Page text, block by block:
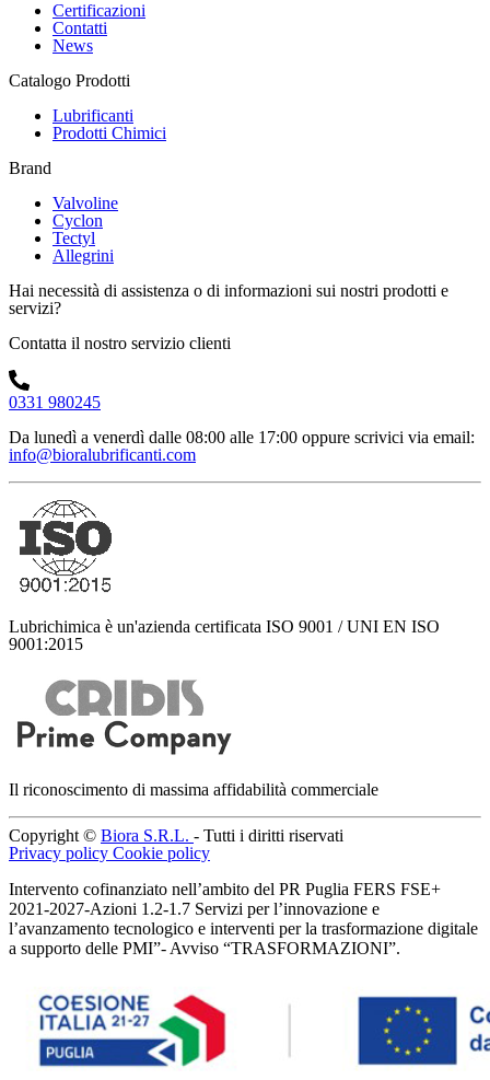
Certificazioni
Contatti
News
Catalogo Prodotti
Lubrificanti
Prodotti Chimici
Brand
Valvoline
Cyclon
Tectyl
Allegrini
Hai necessità di assistenza o di informazioni sui nostri prodotti e
servizi?
Contatta il nostro servizio clienti
0331 980245
Da lunedì a venerdì dalle 08:00 alle 17:00 oppure scrivici via email:
info@bioralubrificanti.com
Lubrichimica è un'azienda certificata ISO 9001 / UNI EN ISO
9001:2015
Il riconoscimento di massima affidabilità commerciale
Copyright © Biora S.R.L. - Tutti i diritti riservati
Privacy policy Cookie policy
Intervento cofinanziato nell’ambito del PR Puglia FERS FSE+
2021-2027-Azioni 1.2-1.7 Servizi per l’innovazione e
l’avanzamento tecnologico e interventi per la trasformazione digitale
a supporto delle PMI”- Avviso “TRASFORMAZIONI”.